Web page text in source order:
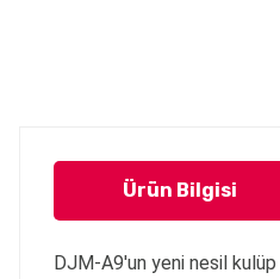
Ürün Bilgisi
DJM-A9'un yeni nesil